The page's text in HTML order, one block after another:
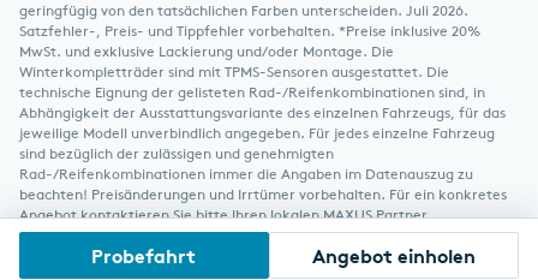
geringfügig von den tatsächlichen Farben unterscheiden. Juli 2026.
Satzfehler-, Preis- und Tippfehler vorbehalten. *Preise inklusive 20%
MwSt. und exklusive Lackierung und/oder Montage. Die
Winterkompletträder sind mit TPMS-Sensoren ausgestattet. Die
technische Eignung der gelisteten Rad-/Reifenkombinationen sind, in
Abhängigkeit der Ausstattungsvariante des einzelnen Fahrzeugs, für das
jeweilige Modell unverbindlich angegeben. Für jedes einzelne Fahrzeug
sind bezüglich der zulässigen und genehmigten
Rad-/Reifenkombinationen immer die Angaben im Datenauszug zu
beachten! Preisänderungen und Irrtümer vorbehalten. Für ein konkretes
Angebot kontaktieren Sie bitte Ihren lokalen MAXUS Partner.
Probefahrt Angebot einholen